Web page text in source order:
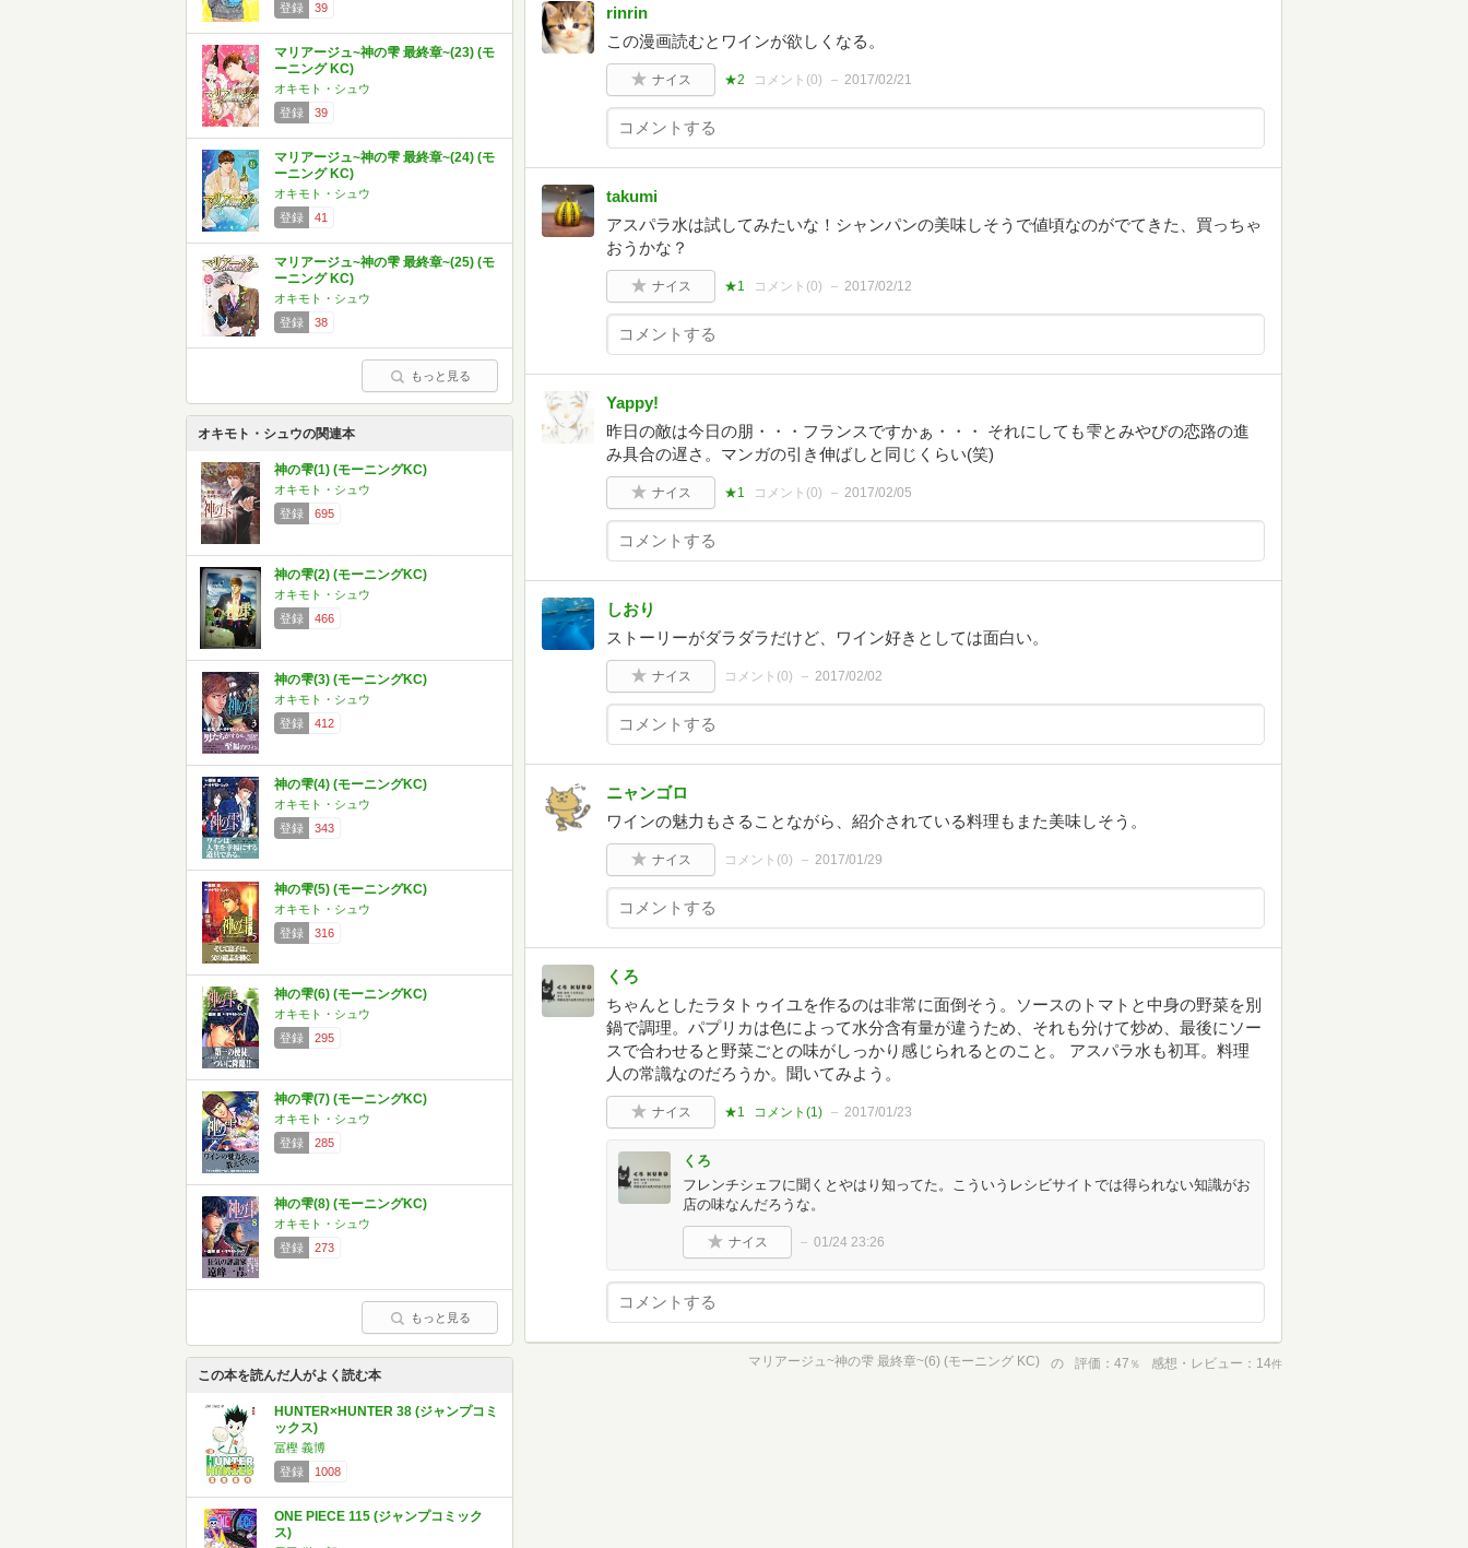
登録
39
マリアージュ~神の雫 最終章~(23) (モ
ーニング KC)
オキモト・シュウ
登録
39
マリアージュ~神の雫 最終章~(24) (モ
ーニング KC)
オキモト・シュウ
登録
41
マリアージュ~神の雫 最終章~(25) (モ
ーニング KC)
オキモト・シュウ
登録
38
もっと見る
オキモト・シュウの関連本
神の雫(1) (モーニングKC)
オキモト・シュウ
登録
695
神の雫(2) (モーニングKC)
オキモト・シュウ
登録
466
神の雫(3) (モーニングKC)
オキモト・シュウ
登録
412
神の雫(4) (モーニングKC)
オキモト・シュウ
登録
343
神の雫(5) (モーニングKC)
オキモト・シュウ
登録
316
神の雫(6) (モーニングKC)
オキモト・シュウ
登録
295
神の雫(7) (モーニングKC)
オキモト・シュウ
登録
285
神の雫(8) (モーニングKC)
オキモト・シュウ
登録
273
もっと見る
この本を読んだ人がよく読む本
HUNTER×HUNTER 38 (ジャンプコミ
ックス)
冨樫 義博
登録
1008
ONE PIECE 115 (ジャンプコミック
ス)
rinrin
この漫画読むとワインが欲しくなる。
ナイス ★2 コメント(0) 2017/02/21
takumi
アスパラ水は試してみたいな！シャンパンの美味しそうで値頃なのがでてきた、買っちゃ
おうかな？
ナイス ★1 コメント(0) 2017/02/12
Yappy!
昨日の敵は今日の朋・・・フランスですかぁ・・・ それにしても雫とみやびの恋路の進
み具合の遅さ。マンガの引き伸ばしと同じくらい(笑)
ナイス ★1 コメント(0) 2017/02/05
しおり
ストーリーがダラダラだけど、ワイン好きとしては面白い。
ナイス コメント(0) 2017/02/02
ニャンゴロ
ワインの魅力もさることながら、紹介されている料理もまた美味しそう。
ナイス コメント(0) 2017/01/29
くろ
ちゃんとしたラタトゥイユを作るのは非常に面倒そう。ソースのトマトと中身の野菜を別
鍋で調理。パプリカは色によって水分含有量が違うため、それも分けて炒め、最後にソー
スで合わせると野菜ごとの味がしっかり感じられるとのこと。 アスパラ水も初耳。料理
人の常識なのだろうか。聞いてみよう。
ナイス ★1 コメント(1) 2017/01/23
くろ
フレンチシェフに聞くとやはり知ってた。こういうレシビサイトでは得られない知識がお
店の味なんだろうな。
ナイス 01/24 23:26
マリアージュ~神の雫 最終章~(6) (モーニング KC) の 評価 47 ％ 感想・レビュー 14件